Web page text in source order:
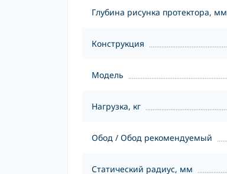
Глубина рисунка протектора, мм
Конструкция
Модель
Нагрузка, кг
Обод / Обод рекомендуемый
Статический радиус, мм